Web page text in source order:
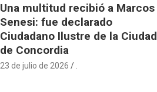
Una multitud recibió a Marcos
Senesi: fue declarado
Ciudadano Ilustre de la Ciudad
de Concordia
23 de julio de 2026